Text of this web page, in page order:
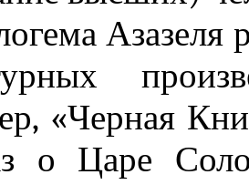
Азазеля
«Черная
о Царе